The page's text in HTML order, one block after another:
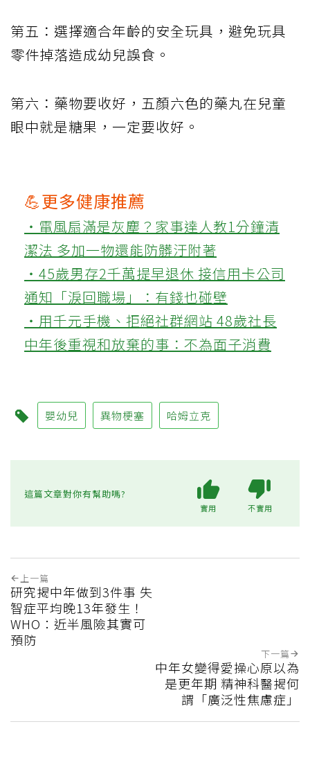
第五：選擇適合年齡的安全玩具，避免玩具
零件掉落造成幼兒誤食。
第六：藥物要收好，五顏六色的藥丸在兒童
眼中就是糖果，一定要收好。
💪更多健康推薦
‧電風扇滿是灰塵？家事達人教1分鐘清
潔法 多加一物還能防髒汙附著
‧45歲男存2千萬提早退休 接信用卡公司
通知「淚回職場」：有錢也碰壁
‧用千元手機、拒絕社群網站 48歲社長
中年後重視和放棄的事：不為面子消費
嬰幼兒 異物梗塞 哈姆立克
這篇文章對你有幫助嗎?
實用 不實用
上一篇
研究揭中年做到3件事 失
智症平均晚13年發生！
WHO：近半風險其實可
預防
下一篇
中年女變得愛操心原以為
是更年期 精神科醫揭何
謂「廣泛性焦慮症」